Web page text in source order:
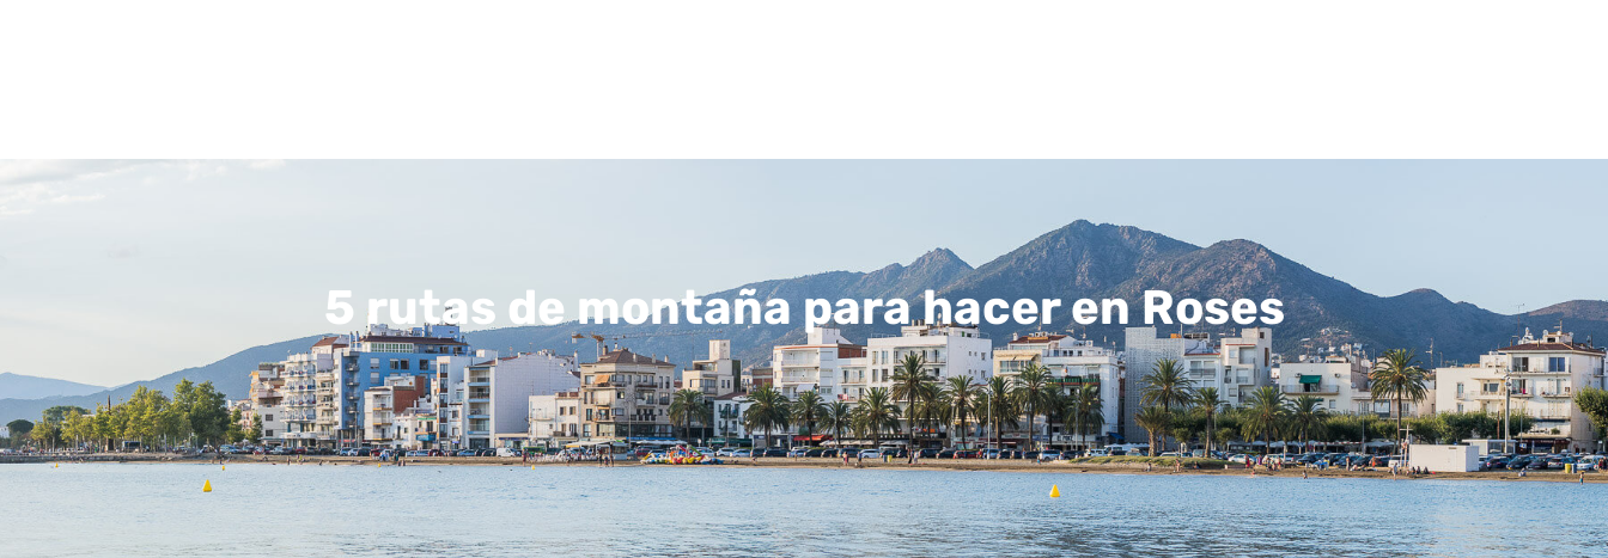
5 rutas de montaña para hacer en Roses